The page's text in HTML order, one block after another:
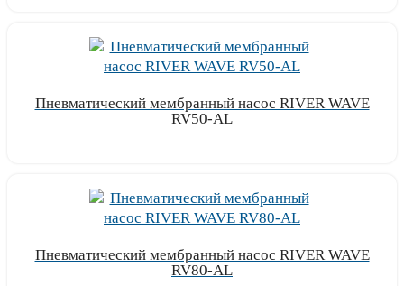
Пневматический мембранный насос RIVER WAVE
RV50-AL
Пневматический мембранный насос RIVER WAVE
RV80-AL